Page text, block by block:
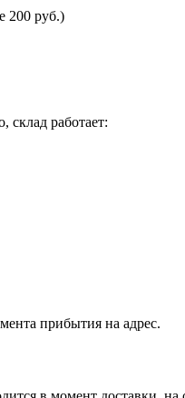
200 руб.)
склад работает:
прибытия на адрес.